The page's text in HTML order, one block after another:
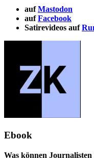
aufMastodon
auf Facebook
Satirevideos auf
Ebook
Was können